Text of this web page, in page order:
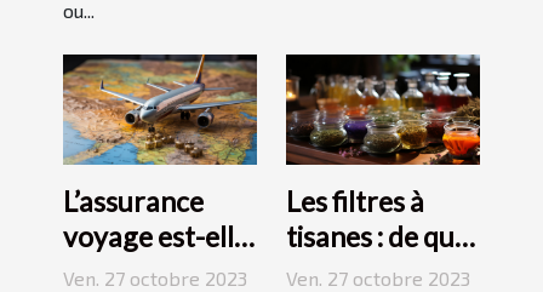
ou...
L’assurance
voyage est-elle
avantageuse ?
Ven. 27 octobre 2023
Les filtres à
tisanes : de quoi
s’agit-il ?
Ven. 27 octobre 2023